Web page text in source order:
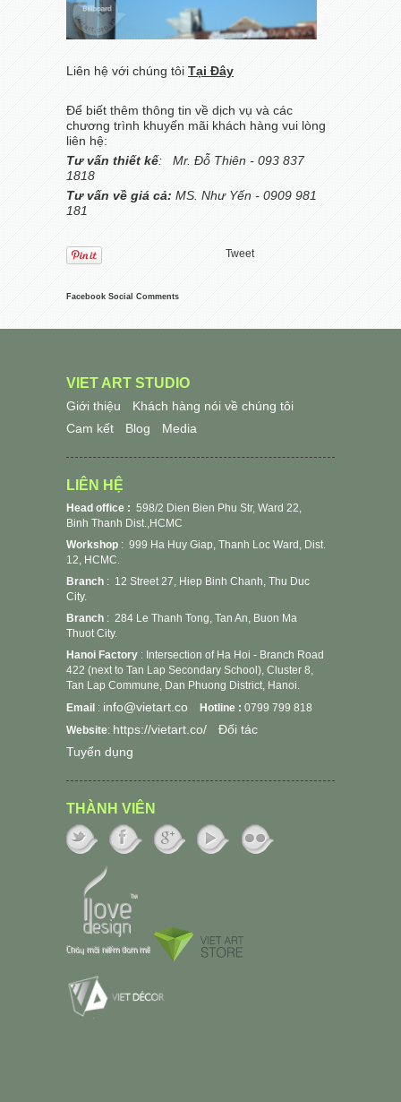
Liên hệ với chúng tôi Tại Đây
Để biết thêm thông tin về dịch vụ và các
chương trình khuyến mãi khách hàng vui lòng
liên hệ:
Tư vấn thiết kế: Mr. Đỗ Thiên - 093 837
1818
Tư vấn về giá cả: MS. Như Yến - 0909 981
181
Tweet
Facebook Social Comments
VIET ART STUDIO
Giới thiệu
Khách hàng nói về chúng tôi
Cam kết
Blog Media
LIÊN HỆ
Head office : 598/2 Dien Bien Phu Str, Ward 22,
Binh Thanh Dist.,HCMC
Workshop : 999 Ha Huy Giap, Thanh Loc Ward, Dist.
12, HCMC.
Branch : 12 Street 27, Hiep Binh Chanh, Thu Duc
City.
Branch : 284 Le Thanh Tong, Tan An, Buon Ma
Thuot City.
Hanoi Factory : Intersection of Ha Hoi - Branch Road
422 (next to Tan Lap Secondary School), Cluster 8,
Tan Lap Commune, Dan Phuong District, Hanoi.
Email : info@vietart.co Hotline : 0799 799 818
Website: https://vietart.co/
Đối tác
Tuyển dụng
THÀNH VIÊN